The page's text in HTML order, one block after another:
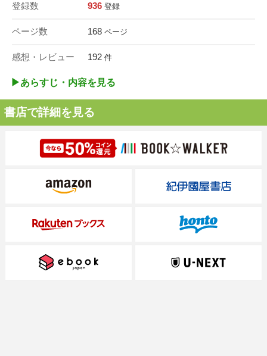
登録数 936 登録
ページ数 168 ページ
感想・レビュー 192 件
▶︎あらすじ・内容を見る
書店で詳細を見る